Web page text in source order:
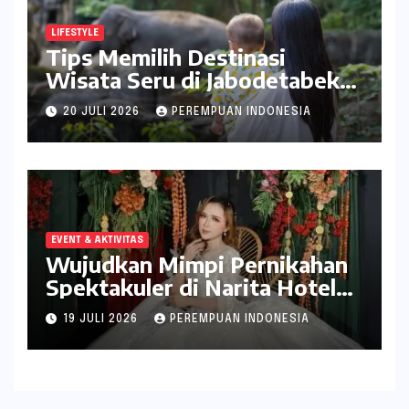
LIFESTYLE
Tips Memilih Destinasi
Wisata Seru di Jabodetabek
ala inDrive
20 JULI 2026 PEREMPUAN INDONESIA
EVENT & AKTIVITAS
Wujudkan Mimpi Pernikahan
Spektakuler di Narita Hotel
Surabaya
19 JULI 2026 PEREMPUAN INDONESIA